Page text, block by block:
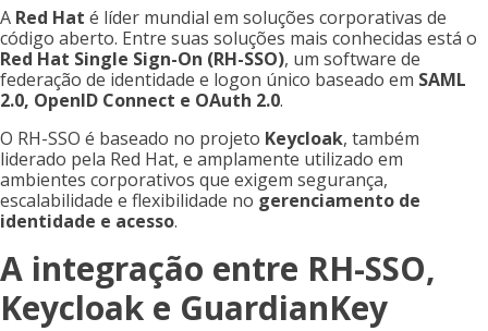
A Red Hat é líder mundial em soluções corporativas de
código aberto. Entre suas soluções mais conhecidas está o
Red Hat Single Sign-On (RH-SSO), um software de
federação de identidade e logon único baseado em SAML
2.0, OpenID Connect e OAuth 2.0.
O RH-SSO é baseado no projeto Keycloak, também
liderado pela Red Hat, e amplamente utilizado em
ambientes corporativos que exigem segurança,
escalabilidade e flexibilidade no gerenciamento de
identidade e acesso.
A integração entre RH-SSO,
Keycloak e GuardianKey